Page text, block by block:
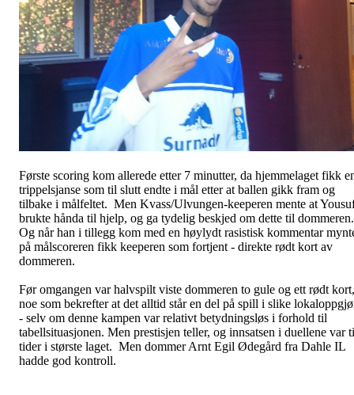
Første scoring kom allerede etter 7 minutter, da hjemmelaget fikk
trippelsjanse som til slutt endte i mål etter at ballen gikk fram og
tilbake i målfeltet. Men Kvass/Ulvungen-keeperen mente at
brukte hånda til hjelp, og ga tydelig beskjed om dette til
Og når han i tillegg kom med en høylydt rasistisk kommentar
på målscoreren fikk keeperen som fortjent - direkte rødt kort av
dommeren.
Før omgangen var halvspilt viste dommeren to gule og ett rødt kort,
noe som bekrefter at det alltid står en del på spill i slike
- selv om denne kampen var relativt betydningsløs i forhold til
tabellsituasjonen. Men prestisjen teller, og innsatsen i duellene var
tider i største laget. Men dommer Arnt Egil Ødegård fra Dahle IL
hadde god kontroll.